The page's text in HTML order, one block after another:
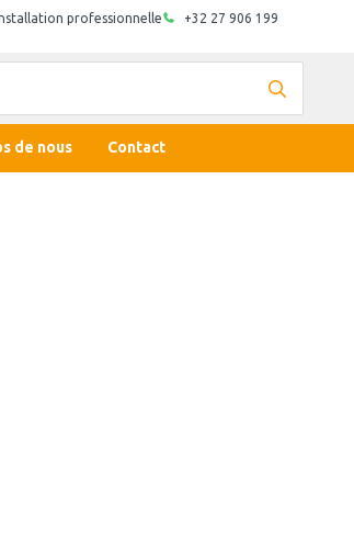
professionnelle
+32 27 906 199
de nous Contact